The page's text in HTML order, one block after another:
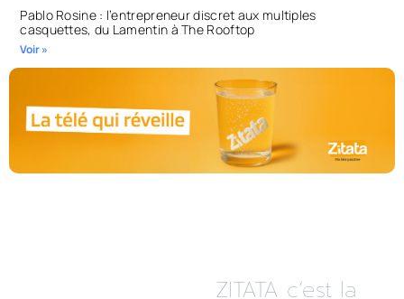
Pablo Rosine : l’entrepreneur discret aux multiples
casquettes, du Lamentin à The Rooftop
Voir »
ZITATA c’est la